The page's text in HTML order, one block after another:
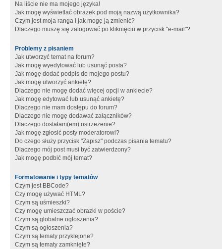
Na liście nie ma mojego języka!
Jak mogę wyświetlać obrazek pod moją nazwą użytkownika?
Czym jest moja ranga i jak mogę ją zmienić?
Dlaczego muszę się zalogować po kliknięciu w przycisk "e-mail"?
Problemy z pisaniem
Jak utworzyć temat na forum?
Jak mogę wyedytować lub usunąć posta?
Jak mogę dodać podpis do mojego postu?
Jak mogę utworzyć ankietę?
Dlaczego nie mogę dodać więcej opcji w ankiecie?
Jak mogę edytować lub usunąć ankietę?
Dlaczego nie mam dostępu do forum?
Dlaczego nie mogę dodawać załączników?
Dlaczego dostałam(em) ostrzeżenie?
Jak mogę zgłosić posty moderatorowi?
Do czego służy przycisk "Zapisz" podczas pisania tematu?
Dlaczego mój post musi być zatwierdzony?
Jak mogę podbić mój temat?
Formatowanie i typy tematów
Czym jest BBCode?
Czy mogę używać HTML?
Czym są uśmieszki?
Czy mogę umieszczać obrazki w poście?
Czym są globalne ogłoszenia?
Czym są ogłoszenia?
Czym są tematy przyklejone?
Czym są tematy zamknięte?